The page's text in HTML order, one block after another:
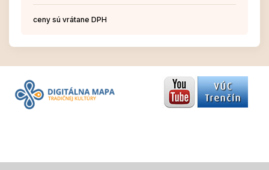
ceny sú vrátane DPH